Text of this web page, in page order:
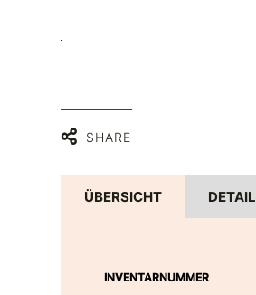
SHARE
ÜBERSICHT
INVENTARNUMMER